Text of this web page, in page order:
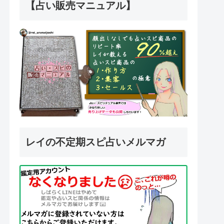
【占い販売マニュアル】
レイの不定期スピ占いメルマガ